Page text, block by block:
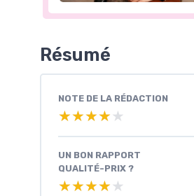
Résumé
NOTE DE LA RÉDACTION
★★★★★
★★★★★
UN BON RAPPORT
QUALITÉ-PRIX ?
★★★★★
★★★★★